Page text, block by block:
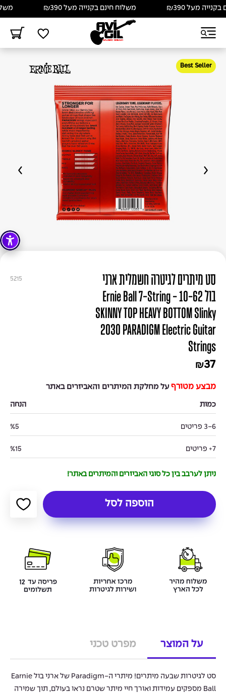
מעל ₪390 משלוח חינם בקנייה מעל ₪390 משלוח
Best Seller
5215
סט מיתרים לגיטרה חשמלית ארני
בול 10-62 - Ernie Ball 7-String
SKINNY TOP HEAVY BOTTOM Slinky
2030 PARADIGM Electric Guitar
Strings
₪37
מבצע מטורף על מחלקת המיתרים והאביזרים באתר
כמות הנחה
3-6 פריטים %5
7+ פריטים %15
ניתן לערבב בין כל סוגי האביזרים והמיתרים באתר!
הוספה לסל
על המוצר מפרט טכני
סט לגיטרות שבעה מיתרים! מיתרי ה-Paradigm של ארני בול Earnie
Ball מספקים עמידות ואורך חיי מיתר שטרם נראו בעולם, תוך שמירה